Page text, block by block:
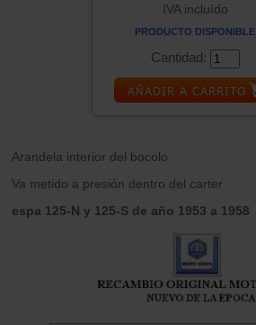
IVA incluído
PRODUCTO DISPONIBLE
Cantidad:
Arandela interior del bocolo
Va metido a presión dentro del carter
espa 125-N y 125-S de año 1953 a 1958